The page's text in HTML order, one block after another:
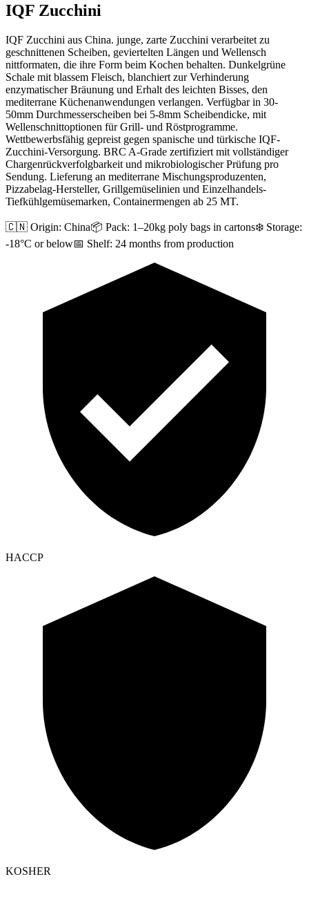
IQF Zucchini
IQF Zucchini aus China. junge, zarte Zucchini verarbeitet zu
geschnittenen Scheiben, geviertelten Längen und Wellensch
nittformaten, die ihre Form beim Kochen behalten. Dunkelgrüne
Schale mit blassem Fleisch, blanchiert zur Verhinderung
enzymatischer Bräunung und Erhalt des leichten Bisses, den
mediterrane Küchenanwendungen verlangen. Verfügbar in 30-
50mm Durchmesserscheiben bei 5-8mm Scheibendicke, mit
Wellenschnittoptionen für Grill- und Röstprogramme.
Wettbewerbsfähig gepreist gegen spanische und türkische IQF-
Zucchini-Versorgung. BRC A-Grade zertifiziert mit vollständiger
Chargenrückverfolgbarkeit und mikrobiologischer Prüfung pro
Sendung. Lieferung an mediterrane Mischungsproduzenten,
Pizzabelag-Hersteller, Grillgemüselinien und Einzelhandels-
Tiefkühlgemüsemarken, Containermengen ab 25 MT.
🇨🇳 Origin: China📦 Pack: 1–20kg poly bags in cartons❄️ Storage:
-18°C or below📅 Shelf: 24 months from production
HACCP
KOSHER